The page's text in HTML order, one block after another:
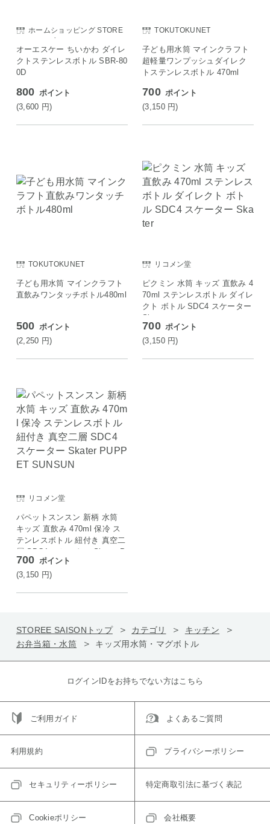
ホームショッピング STORE
E SAISON店
オーエスケー ちいかわ ダイレ
クトステンレスボトル SBR-80
0D
800 ポイント
(3,600 円)
TOKUTOKUNET
子ども用水筒 マインクラフト
超軽量ワンプッシュダイレク
トステンレスボトル 470ml
700 ポイント
(3,150 円)
TOKUTOKUNET
子ども用水筒 マインクラフト
直飲みワンタッチボトル480ml
500 ポイント
(2,250 円)
リコメン堂
ピクミン 水筒 キッズ 直飲み 4
70ml ステンレスボトル ダイレ
クト ボトル SDC4 スケーター
Skater
700 ポイント
(3,150 円)
リコメン堂
パペットスンスン 新柄 水筒
キッズ 直飲み 470ml 保冷 ス
テンレスボトル 紐付き 真空二
層 SDC4 スケーター Skater P
UPPET SUNSUN
700 ポイント
(3,150 円)
STOREE SAISONトップ カテゴリ
キッチン
お弁当箱・水筒
キッズ用水筒・マグボトル
ログインIDをお持ちでない方はこちら
ご利用ガイド よくあるご質問
利用規約 プライバシーポリシー
セキュリティーポリシー 特定商取引法に基づく表記
Cookieポリシー 会社概要